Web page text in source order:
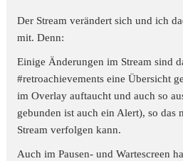
Der Stream verändert sich und ich
mit. Denn:
Einige Änderungen im Stream sind
#retroachievements eine Übersicht
im Overlay auftaucht und auch so
gebunden ist auch ein Alert), so das
Stream verfolgen kann.
Auch im Pausen- und Wartescreen